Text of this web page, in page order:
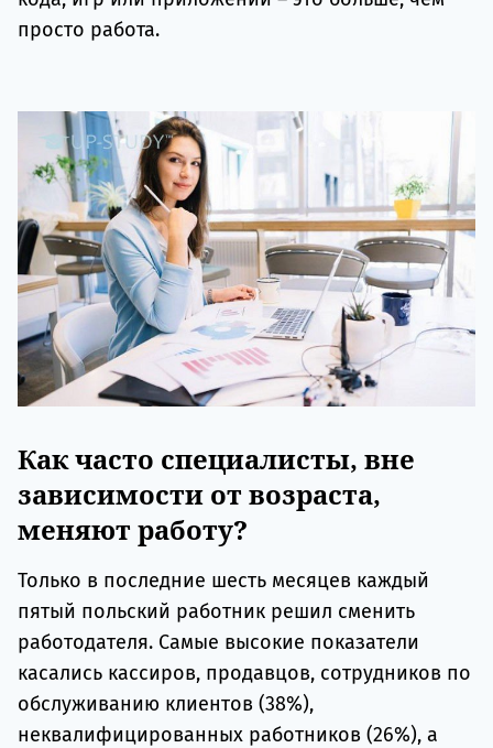
просто работа.
Как часто специалисты, вне
зависимости от возраста,
меняют работу?
Только в последние шесть месяцев каждый
пятый польский работник решил сменить
работодателя. Самые высокие показатели
касались кассиров, продавцов, сотрудников по
обслуживанию клиентов (38%),
неквалифицированных работников (26%), а